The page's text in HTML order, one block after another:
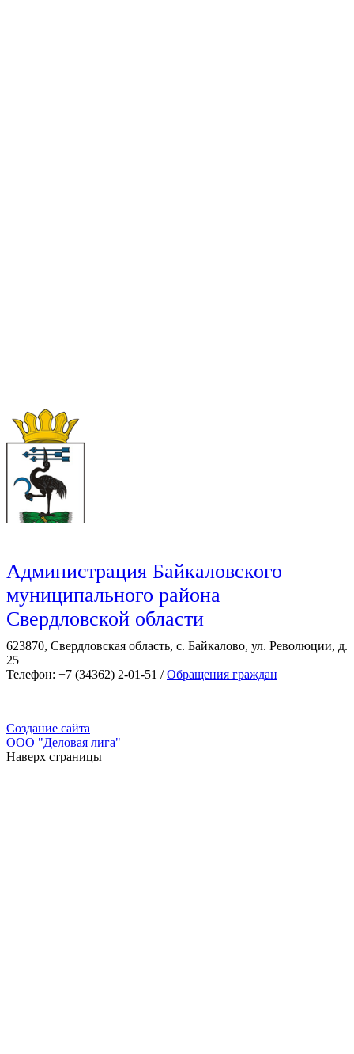
Администрация Байкаловского
муниципального района
Свердловской области
623870, Свердловская область, с. Байкалово, ул. Революции, д.
25
Телефон: +7 (34362) 2-01-51 /Обращения граждан
Создание сайта
ООО "Деловая лига"
Наверх страницы